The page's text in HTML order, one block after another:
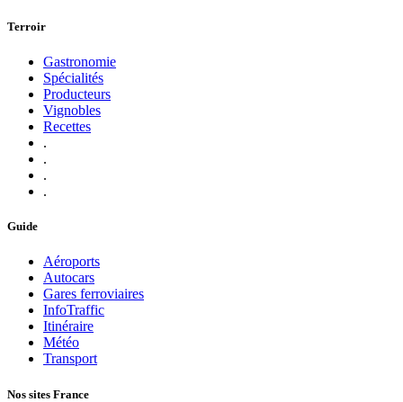
Terroir
Gastronomie
Spécialités
Producteurs
Vignobles
Recettes
.
.
.
.
Guide
Aéroports
Autocars
Gares ferroviaires
InfoTraffic
Itinéraire
Météo
Transport
Nos sites France